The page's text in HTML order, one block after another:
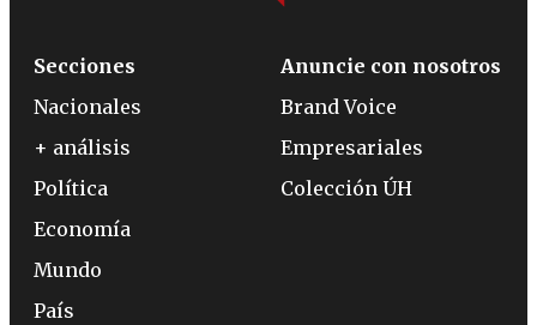
Secciones
Nacionales
+ análisis
Política
Economía
Mundo
País
Anuncie con nosotros
Brand Voice
Empresariales
Colección ÚH